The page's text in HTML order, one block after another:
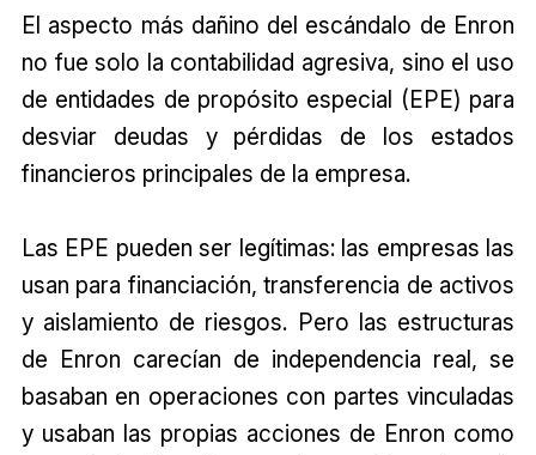
El aspecto más dañino del escándalo de Enron
no fue solo la contabilidad agresiva, sino el uso
de entidades de propósito especial (EPE) para
desviar deudas y pérdidas de los estados
financieros principales de la empresa.
Las EPE pueden ser legítimas: las empresas las
usan para financiación, transferencia de activos
y aislamiento de riesgos. Pero las estructuras
de Enron carecían de independencia real, se
basaban en operaciones con partes vinculadas
y usaban las propias acciones de Enron como